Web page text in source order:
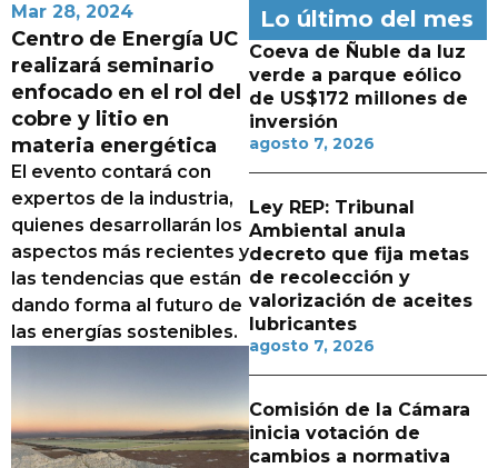
Mar 28, 2024
Centro de Energía UC
realizará seminario
enfocado en el rol del
cobre y litio en
materia energética
El evento contará con
expertos de la industria,
quienes desarrollarán los
aspectos más recientes y
las tendencias que están
dando forma al futuro de
las energías sostenibles.
Lo último del mes
Coeva de Ñuble da luz
verde a parque eólico
de US$172 millones de
inversión
agosto 7, 2026
Ley REP: Tribunal
Ambiental anula
decreto que fija metas
de recolección y
valorización de aceites
lubricantes
agosto 7, 2026
Comisión de la Cámara
inicia votación de
cambios a normativa